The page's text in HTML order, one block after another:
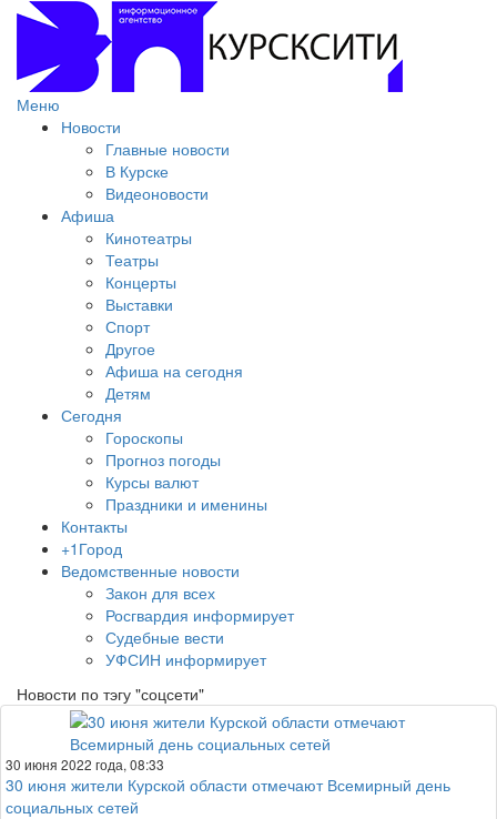
Меню
Новости
Главные новости
В Курске
Видеоновости
Афиша
Кинотеатры
Театры
Концерты
Выставки
Спорт
Другое
Афиша на сегодня
Детям
Сегодня
Гороскопы
Прогноз погоды
Курсы валют
Праздники и именины
Контакты
+1Город
Ведомственные новости
Закон для всех
Росгвардия информирует
Судебные вести
УФСИН информирует
Новости по тэгу "соцсети"
30 июня 2022 года, 08:33
30 июня жители Курской области отмечают Всемирный день
социальных сетей